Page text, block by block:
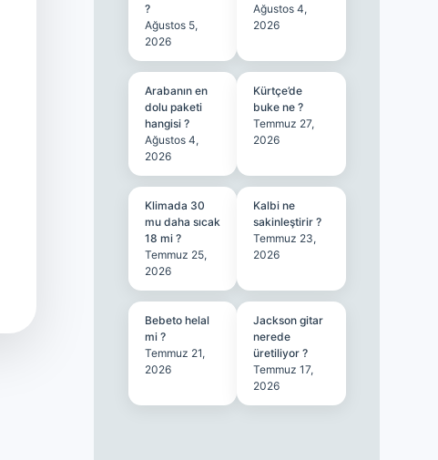
?
Ağustos 5,
2026
Ağustos 4,
2026
Arabanın en
dolu paketi
hangisi ?
Ağustos 4,
2026
Kürtçe’de
buke ne ?
Temmuz 27,
2026
Klimada 30
mu daha sıcak
18 mi ?
Temmuz 25,
2026
Kalbi ne
sakinleştirir ?
Temmuz 23,
2026
Bebeto helal
mi ?
Temmuz 21,
2026
Jackson gitar
nerede
üretiliyor ?
Temmuz 17,
2026